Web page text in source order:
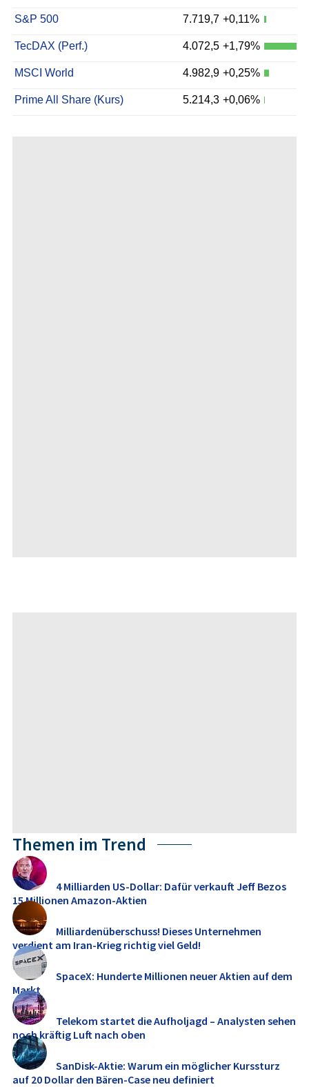
S&P 500 7.719,7 +0,11%
TecDAX (Perf.) 4.072,5 +1,79%
MSCI World 4.982,9 +0,25%
Prime All Share (Kurs) 5.214,3 +0,06%
Themen im Trend
4 Milliarden US-Dollar: Dafür verkauft Jeff Bezos
15 Millionen Amazon-Aktien
Milliardenüberschuss! Dieses Unternehmen
verdient am Iran-Krieg richtig viel Geld!
SpaceX: Hunderte Millionen neuer Aktien auf dem
Markt
Telekom startet die Aufholjagd – Analysten sehen
noch kräftig Luft nach oben
SanDisk-Aktie: Warum ein möglicher Kurssturz
auf 20 Dollar den Bären-Case neu definiert